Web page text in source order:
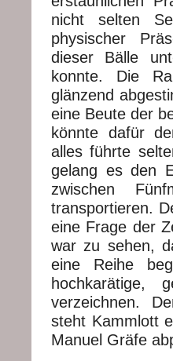
nicht selten
physischer
dieser Bälle
konnte. Die
glänzend
eine Beute der
könnte dafür
alles führte
gelang es den
zwischen
transportieren.
eine Frage der
war zu sehen,
eine Reihe
hochkarätige,
verzeichnen.
steht Kammlott
Manuel Gräfe